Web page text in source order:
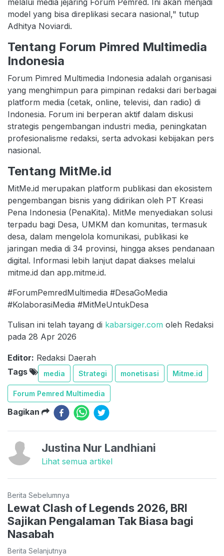
melalui media jejaring Forum Pemred. Ini akan menjadi
model yang bisa direplikasi secara nasional," tutup
Adhitya Noviardi.
Tentang Forum Pimred Multimedia
Indonesia
Forum Pimred Multimedia Indonesia adalah organisasi
yang menghimpun para pimpinan redaksi dari berbagai
platform media (cetak, online, televisi, dan radio) di
Indonesia. Forum ini berperan aktif dalam diskusi
strategis pengembangan industri media, peningkatan
profesionalisme redaksi, serta advokasi kebijakan pers
nasional.
Tentang MitMe.id
MitMe.id merupakan platform publikasi dan ekosistem
pengembangan bisnis yang didirikan oleh PT Kreasi
Pena Indonesia (PenaKita). MitMe menyediakan solusi
terpadu bagi Desa, UMKM dan komunitas, termasuk
desa, dalam mengelola komunikasi, publikasi ke
jaringan media di 34 provinsi, hingga akses pendanaan
digital. Informasi lebih lanjut dapat diakses melalui
mitme.id dan app.mitme.id.
#ForumPemredMultimedia #DesaGoMedia
#KolaborasiMedia #MitMeUntukDesa
Tulisan ini telah tayang di kabarsiger.com oleh Redaksi
pada 28 Apr 2026
Editor: Redaksi Daerah
Tags
media Strategi monetisasi Mitme.id
Forum Pemred Multimedia
Bagikan
Justina Nur Landhiani
Lihat semua artikel
Berita Sebelumnya
Lewat Clash of Legends 2026, BRI
Sajikan Pengalaman Tak Biasa bagi
Nasabah
Berita Selanjutnya